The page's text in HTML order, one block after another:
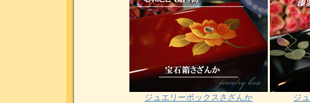
ジュエリーボックスさざんか ジ